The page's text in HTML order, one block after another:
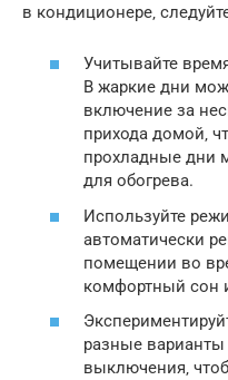
в кондиционере‚
Учитывайте
В жаркие дни
включение за
прихода домой‚
прохладные дни
для обогрева.
Используйте
автоматически
помещении во
комфортный сон
разные
выключения‚